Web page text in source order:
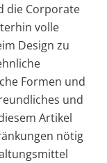
die Corporate
volle
Design zu
Formen und
und
Artikel
nötig